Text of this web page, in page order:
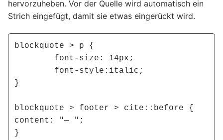
hervorzuheben. Vor der Quelle wird automatisch ein
Strich eingefügt, damit sie etwas eingerückt wird.
blockquote > p {
}
blockquote > footer > cite::before {
content: "— ";
}